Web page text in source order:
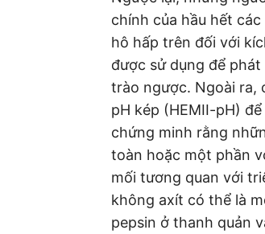
chính của hầu hết
hô hấp trên đối với
được sử dụng để
trào ngược. Ngoài ra,
pH kép (HEMII-pH)
chứng minh rằng
toàn hoặc một phần
mối tương quan với
không axít có thể là
pepsin ở thanh quản